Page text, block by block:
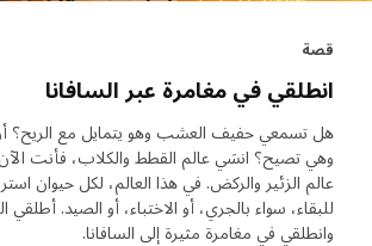
قصة
انطلقي في مغامرة عبر السافانا
هل تسمعي حفيف العشب وهو يتمايل مع الريح؟ أو
وهي تصيح؟ انسَي عالم القطط والكلاب، فأنت الآن
عالم الزئير والركض. في هذا العالم، لكل حيوان
للبقاء، سواء بالجري، أو الاختباء، أو الصيد. أطلقي
وانطلقي في مغامرة مثيرة إلى السافانا.